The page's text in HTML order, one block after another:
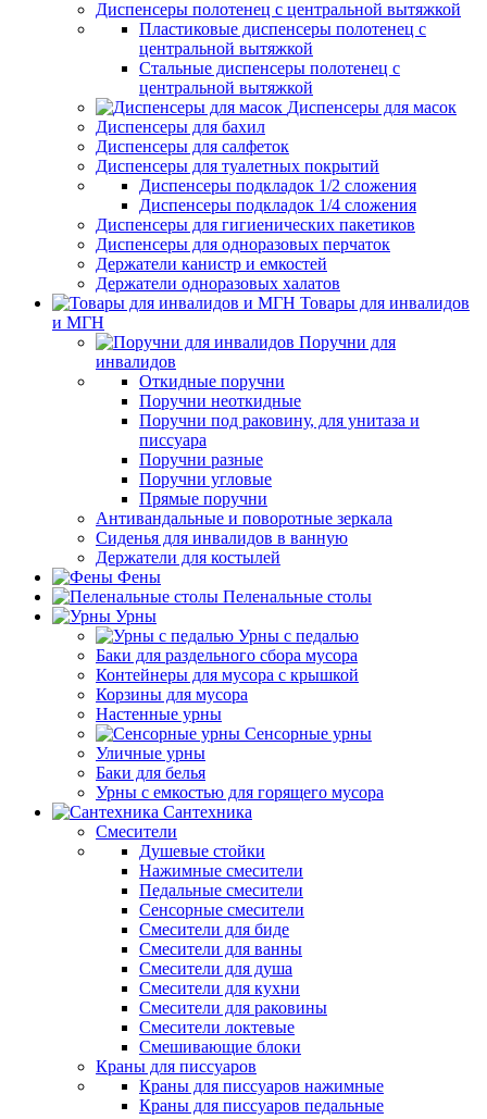
Диспенсеры полотенец с центральной вытяжкой
Пластиковые диспенсеры полотенец с
центральной вытяжкой
Стальные диспенсеры полотенец с
центральной вытяжкой
Диспенсеры для масок
Диспенсеры для бахил
Диспенсеры для салфеток
Диспенсеры для туалетных покрытий
Диспенсеры подкладок 1/2 сложения
Диспенсеры подкладок 1/4 сложения
Диспенсеры для гигиенических пакетиков
Диспенсеры для одноразовых перчаток
Держатели канистр и емкостей
Держатели одноразовых халатов
Товары для инвалидов
и МГН
Поручни для
инвалидов
Откидные поручни
Поручни неоткидные
Поручни под раковину, для унитаза и
писсуара
Поручни разные
Поручни угловые
Прямые поручни
Антивандальные и поворотные зеркала
Сиденья для инвалидов в ванную
Держатели для костылей
Фены
Пеленальные столы
Урны
Урны с педалью
Баки для раздельного сбора мусора
Контейнеры для мусора с крышкой
Корзины для мусора
Настенные урны
Сенсорные урны
Уличные урны
Баки для белья
Урны с емкостью для горящего мусора
Сантехника
Смесители
Душевые стойки
Нажимные смесители
Педальные смесители
Сенсорные смесители
Смесители для биде
Смесители для ванны
Смесители для душа
Смесители для кухни
Смесители для раковины
Смесители локтевые
Смешивающие блоки
Краны для писсуаров
Краны для писсуаров нажимные
Краны для писсуаров педальные